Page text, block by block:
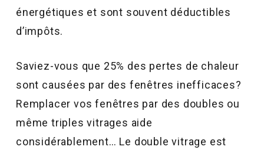
énergétiques et sont souvent déductibles
d’impôts.
Saviez-vous que 25% des pertes de chaleur
sont causées par des fenêtres inefficaces?
Remplacer vos fenêtres par des doubles ou
même triples vitrages aide
considérablement… Le double vitrage est